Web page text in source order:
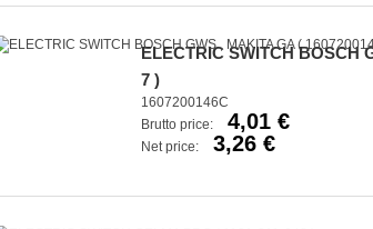
ELECTRIC SWITCH BOSCH
7 )
1607200146C
Brutto price:
4,01 €
Net price: 3,26 €